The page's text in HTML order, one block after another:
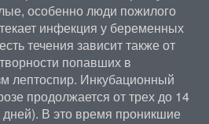
особенно люди пожилого
инфекция у беременных
течения зависит также от
попавших в
лептоспир. Инкубационный
продолжается от трех до 14
В это время проникшие